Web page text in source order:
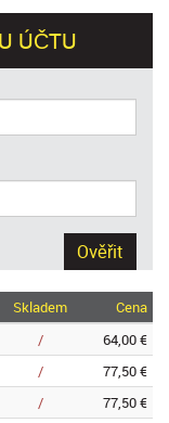
ÚČTU
Ověřit
Skladem
Cena
/
64,00 €
/
77,50 €
/
77,50 €